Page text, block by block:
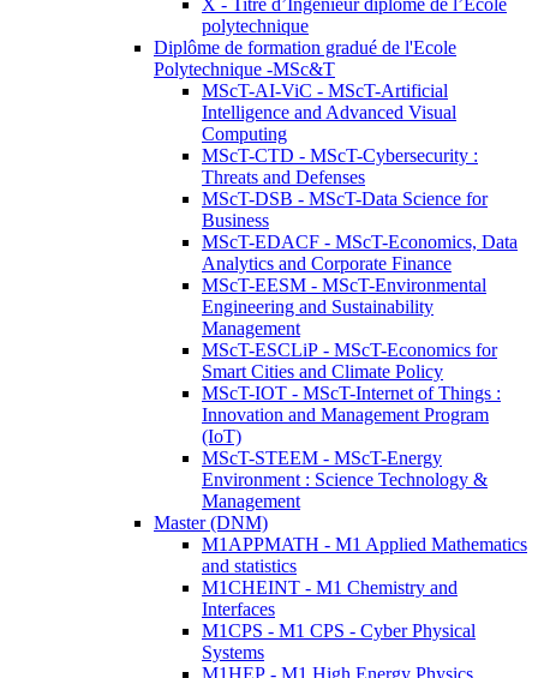
X - Titre d’Ingénieur diplômé de l’École
polytechnique
Diplôme de formation gradué de l'Ecole
Polytechnique -MSc&T
MScT-AI-ViC - MScT-Artificial
Intelligence and Advanced Visual
Computing
MScT-CTD - MScT-Cybersecurity :
Threats and Defenses
MScT-DSB - MScT-Data Science for
Business
MScT-EDACF - MScT-Economics, Data
Analytics and Corporate Finance
MScT-EESM - MScT-Environmental
Engineering and Sustainability
Management
MScT-ESCLiP - MScT-Economics for
Smart Cities and Climate Policy
MScT-IOT - MScT-Internet of Things :
Innovation and Management Program
(IoT)
MScT-STEEM - MScT-Energy
Environment : Science Technology &
Management
Master (DNM)
M1APPMATH - M1 Applied Mathematics
and statistics
M1CHEINT - M1 Chemistry and
Interfaces
M1CPS - M1 CPS - Cyber Physical
Systems
M1HEP - M1 High Energy Physics